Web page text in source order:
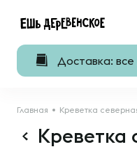
Доставка: все
Главная Креветка
Креветка